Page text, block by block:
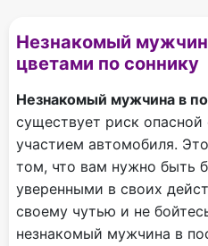
Незнакомый
цветами по соннику
Незнакомый мужчина в
существует риск опасной
участием автомобиля.
том, что вам нужно быть
уверенными в своих
своему чутью и не
незнакомый мужчина в